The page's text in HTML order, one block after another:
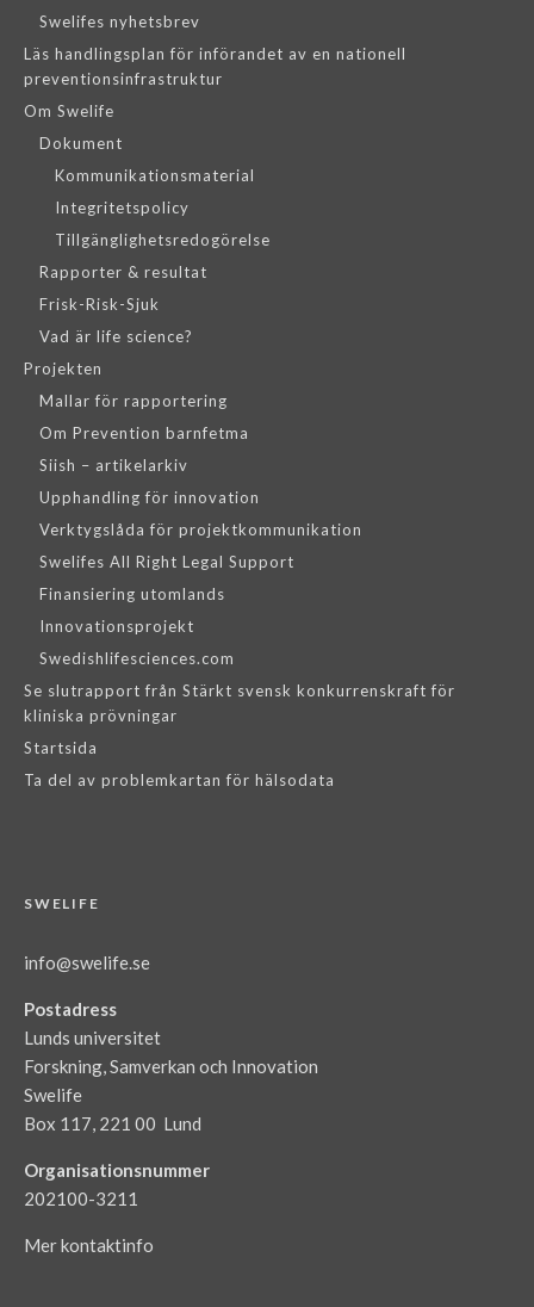
Swelifes nyhetsbrev
Läs handlingsplan för införandet av en nationell
preventionsinfrastruktur
Om Swelife
Dokument
Kommunikationsmaterial
Integritetspolicy
Tillgänglighetsredogörelse
Rapporter & resultat
Frisk-Risk-Sjuk
Vad är life science?
Projekten
Mallar för rapportering
Om Prevention barnfetma
Siish – artikelarkiv
Upphandling för innovation
Verktygslåda för projektkommunikation
Swelifes All Right Legal Support
Finansiering utomlands
Innovationsprojekt
Swedishlifesciences.com
Se slutrapport från Stärkt svensk konkurrenskraft för
kliniska prövningar
Startsida
Ta del av problemkartan för hälsodata
SWELIFE
info@swelife.se
Postadress
Lunds universitet
Forskning, Samverkan och Innovation
Swelife
Box 117, 221 00 Lund
Organisationsnummer
202100-3211
Mer kontaktinfo